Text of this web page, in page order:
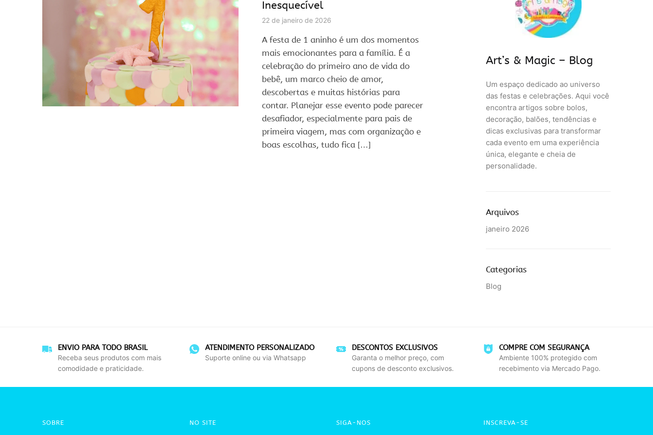
Inesquecível
22 de janeiro de 2026
A festa de 1 aninho é um dos momentos
mais emocionantes para a família. É a
celebração do primeiro ano de vida do
bebê, um marco cheio de amor,
descobertas e muitas histórias para
contar. Planejar esse evento pode parecer
desafiador, especialmente para pais de
primeira viagem, mas com organização e
boas escolhas, tudo fica […]
Art’s & Magic – Blog
Um espaço dedicado ao universo
das festas e celebrações. Aqui você
encontra artigos sobre bolos,
decoração, balões, tendências e
dicas exclusivas para transformar
cada evento em uma experiência
única, elegante e cheia de
personalidade.
Arquivos
janeiro 2026
Categorias
Blog
ENVIO PARA TODO BRASIL
Receba seus produtos com mais
comodidade e praticidade.
ATENDIMENTO PERSONALIZADO
Suporte online ou via Whatsapp
DESCONTOS EXCLUSIVOS
Garanta o melhor preço, com
cupons de desconto exclusivos.
COMPRE COM SEGURANÇA
Ambiente 100% protegido com
recebimento via Mercado Pago.
SOBRE NO SITE SIGA-NOS INSCREVA-SE